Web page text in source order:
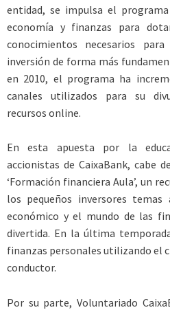
entidad, se impulsa el programa
economía y finanzas para
conocimientos necesarios
inversión de forma más
en 2010, el programa ha
canales utilizados para su
recursos online.
En esta apuesta por la
accionistas de CaixaBank, cabe
‘Formación financiera Aula’, un
los pequeños inversores
económico y el mundo de las
divertida. En la última
finanzas personales utilizando el
conductor.
Por su parte, Voluntariado